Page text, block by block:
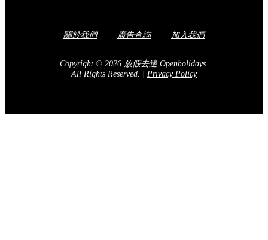
關於我們 廣告查詢 加入我們
Copyright © 2026 放假去邊 Openholidays.
All Rights Reserved.
Privacy Policy